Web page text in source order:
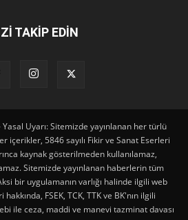
TAKİP EDİN
Uyarı: Sitemizde yayınlanan her türlü
içerikler, 5846 sayılı Fikir ve Sanat Eserleri
kaynak gösterilmeden kullanılamaz,
Sitemizde yayınlanan haberlerin tüm
bir uygulamanın varlığı halinde ilgili web
FSEK, TCK, TTK ve BK'nın ilgili
ile ceza, maddi ve manevi tazminat davası